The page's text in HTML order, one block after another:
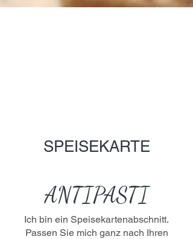
SPEISEKARTE
ANTIPASTI
Ich bin ein Speisekartenabschnitt.
Passen Sie mich ganz nach Ihren